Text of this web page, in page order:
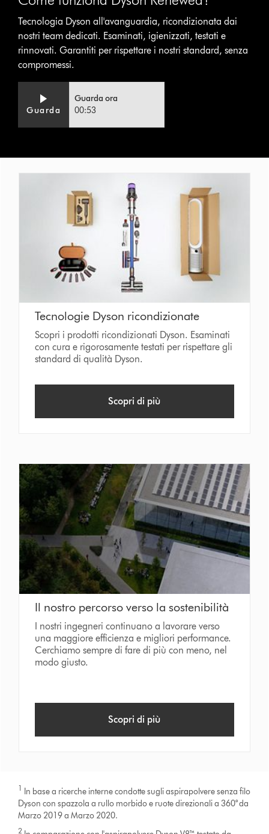
Tecnologia Dyson all'avanguardia, ricondizionata dai
nostri team dedicati. Esaminati, igienizzati, testati e
rinnovati. Garantiti per rispettare i nostri standard, senza
compromessi.
Transcript
trascrizione
video
Guarda
Guarda ora
00:53
Tecnologie Dyson ricondizionate
Scopri i prodotti ricondizionati Dyson. Esaminati
con cura e rigorosamente testati per rispettare gli
standard di qualità Dyson.
Scopri di più
Il nostro percorso verso la sostenibilità
I nostri ingegneri continuano a lavorare verso
una maggiore efficienza e migliori performance.
Cerchiamo sempre di fare di più con meno, nel
modo giusto.
Scopri di più
1
In base a ricerche interne condotte sugli aspirapolvere senza filo
Dyson con spazzola a rullo morbido e ruote direzionali a 360° da
Marzo 2019 a Marzo 2020.
2